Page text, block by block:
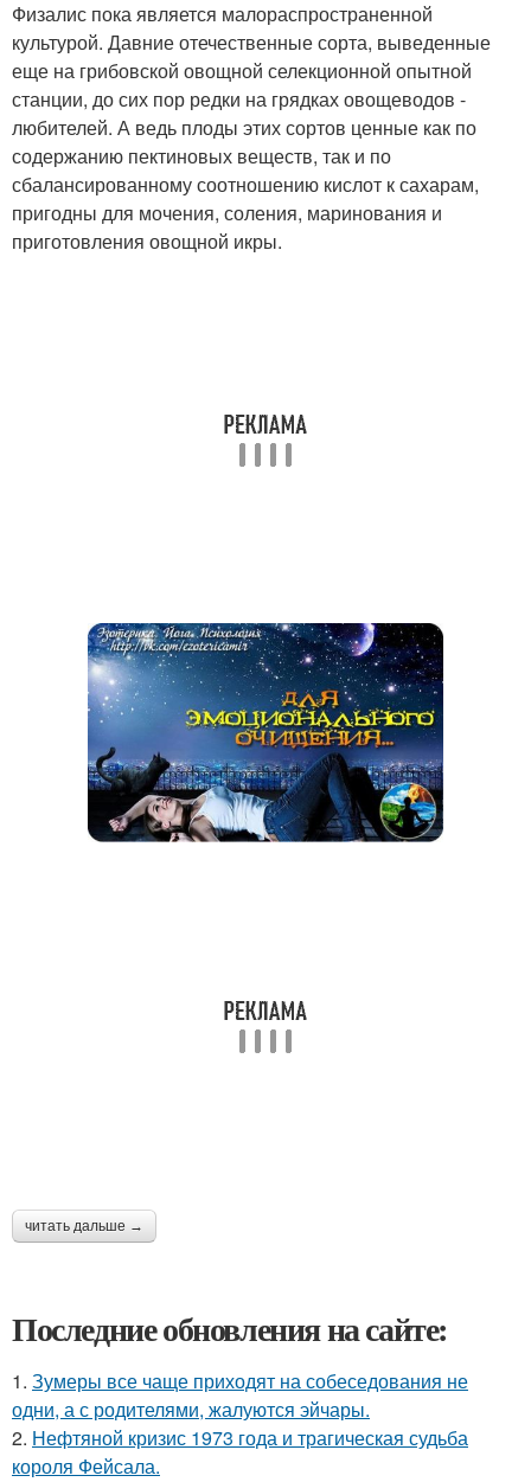
Физалис пока является малораспространенной
культурой. Давние отечественные сорта, выведенные
еще на грибовской овощной селекционной опытной
станции, до сих пор редки на грядках овощеводов -
любителей. А ведь плоды этих сортов ценные как по
содержанию пектиновых веществ, так и по
сбалансированному соотношению кислот к сахарам,
пригодны для мочения, соления, маринования и
приготовления овощной икры.
читать дальше →
Последние обновления на сайте:
1. Зумеры все чаще приходят на собеседования не
одни, а с родителями, жалуются эйчары.
2. Нефтяной кризис 1973 года и трагическая судьба
короля Фейсала.